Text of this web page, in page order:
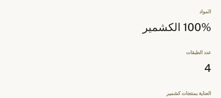
المواد
100% الكشمير
عدد الطبقات
4
العناية بمنتجات كشمير